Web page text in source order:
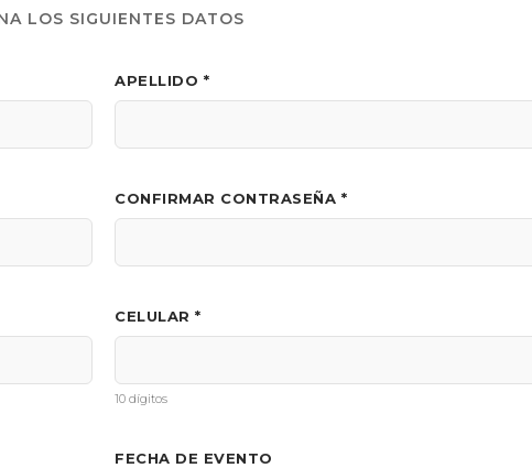
LOS SIGUIENTES DATOS
APELLIDO *
CONFIRMAR CONTRASEÑA *
CELULAR *
10 dígitos
FECHA DE EVENTO